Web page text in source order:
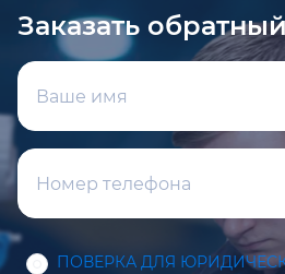
Заказать
ПОВЕРКА ДЛЯ